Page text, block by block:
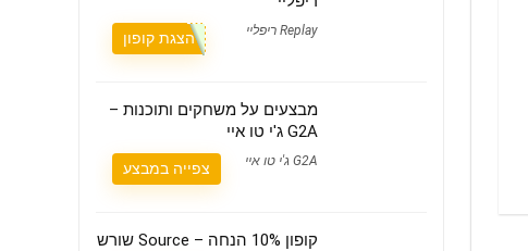
Replay ריפליי הצגת קופון
מבצעים על משחקים ותוכנות –
G2A ג'י טו איי
G2A ג'י טו איי צפייה במבצע
קופון 10% הנחה – Source שורש